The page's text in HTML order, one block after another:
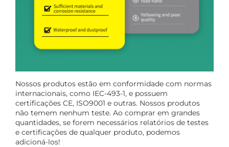
Nossos produtos estão em conformidade com normas
internacionais, como IEC-493-1, e possuem
certificações CE, ISO9001 e outras. Nossos produtos
não temem nenhum teste. Ao comprar em grandes
quantidades, se forem necessários relatórios de testes
e certificações de qualquer produto, podemos
adicioná-los!